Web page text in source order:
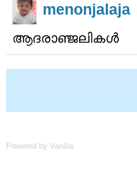
menonjalaja
ആദരാഞ്ജലികൾ
Powered by Vanilla